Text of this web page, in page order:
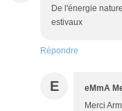
De l'énergie
estivaux
Répondre
E eMmA
Merci